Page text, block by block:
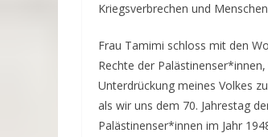
Kriegsverbrechen und
Frau Tamimi schloss mit den
Rechte der
Unterdrückung meines Volkes
als wir uns dem 70. Jahrestag
Palästinenser*innen im Jahr